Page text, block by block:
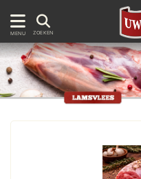
MENU ZOEKEN